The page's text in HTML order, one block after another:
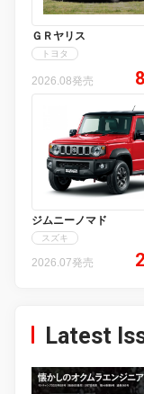
ＧＲヤリス
トヨタ
2026.08発売
ジムニーノマド
スズキ
2026.07発売
Latest